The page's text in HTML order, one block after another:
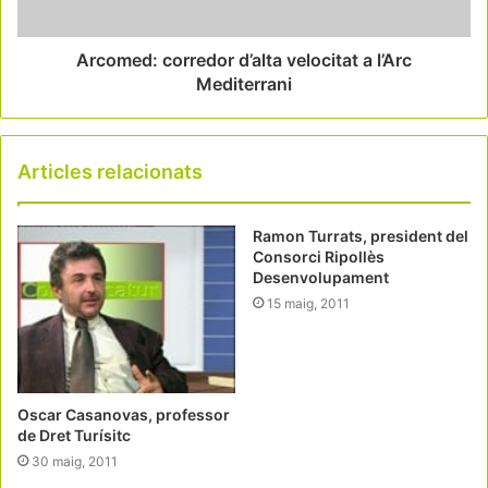
Arcomed: corredor d’alta velocitat a l’Arc
Mediterrani
Articles relacionats
Oscar Casanovas, professor
de Dret Turísitc
30 maig, 2011
Ramon Turrats, president del
Consorci Ripollès
Desenvolupament
15 maig, 2011